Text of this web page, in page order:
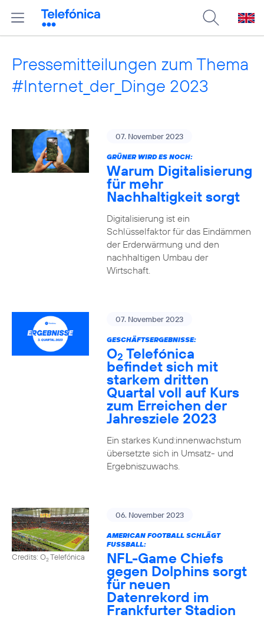
Pressemitteilungen zum Thema
#Internet_der_Dinge 2023
07. November 2023
GRÜNER WIRD ES NOCH:
Warum Digitalisierung
für mehr
Nachhaltigkeit sorgt
Digitalisierung ist ein
Schlüsselfaktor für das Eindämmen
der Erderwärmung und den
nachhaltigen Umbau der
Wirtschaft.
07. November 2023
GESCHÄFTSERGEBNISSE:
O2 Telefónica
befindet sich mit
starkem dritten
Quartal voll auf Kurs
zum Erreichen der
Jahresziele 2023
Ein starkes Kund:innenwachstum
übersetzte sich in Umsatz- und
Ergebniszuwachs.
Credits: O2Telefónica
06. November 2023
AMERICAN FOOTBALL SCHLÄGT
FUSSBALL:
NFL-Game Chiefs
gegen Dolphins sorgt
für neuen
Datenrekord im
Frankfurter Stadion